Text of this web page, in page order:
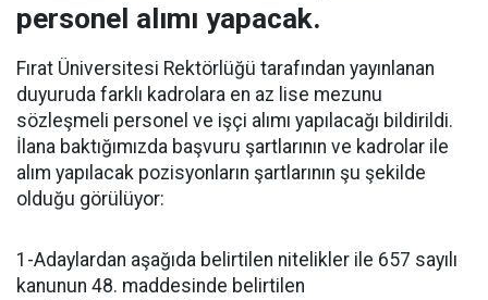
personel alımı yapacak.
Fırat Üniversitesi Rektörlüğü tarafından yayınlanan
duyuruda farklı kadrolara en az lise mezunu
sözleşmeli personel ve işçi alımı yapılacağı bildirildi.
İlana baktığımızda başvuru şartlarının ve kadrolar ile
alım yapılacak pozisyonların şartlarının şu şekilde
olduğu görülüyor:
1-Adaylardan aşağıda belirtilen nitelikler ile 657 sayılı
kanunun 48. maddesinde belirtilen